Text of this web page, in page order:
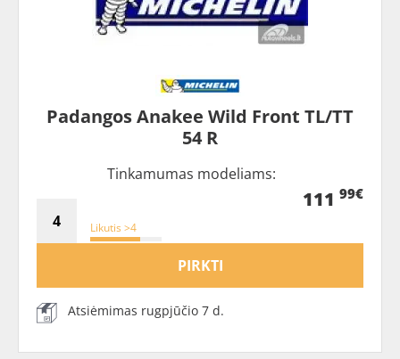
Padangos Anakee Wild Front TL/TT
54 R
Tinkamumas modeliams:
Likutis >4
111 99€
PIRKTI
Atsiėmimas rugpjūčio 7 d.